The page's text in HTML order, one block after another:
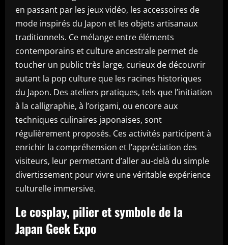
en passant par les jeux vidéo, les accessoires de
mode inspirés du Japon et les objets artisanaux
traditionnels. Ce mélange entre éléments
contemporains et culture ancestrale permet de
toucher un public très large, curieux de découvrir
autant la pop culture que les racines historiques
du Japon. Des ateliers pratiques, tels que l’initiation
à la calligraphie, à l’origami, ou encore aux
techniques culinaires japonaises, sont
régulièrement proposés. Ces activités participent à
enrichir la compréhension et l’appréciation des
visiteurs, leur permettant d’aller au-delà du simple
divertissement pour vivre une véritable expérience
culturelle immersive.
Le cosplay, pilier et symbole de la
Japan Geek Expo